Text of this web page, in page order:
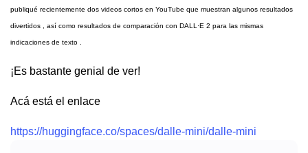
publiqué recientemente dos videos cortos en YouTube que muestran algunos resultados
divertidos , así como resultados de comparación con DALL·E 2 para las mismas
indicaciones de texto .
¡Es bastante genial de ver!
Acá está el enlace
https://huggingface.co/spaces/dalle-mini/dalle-mini